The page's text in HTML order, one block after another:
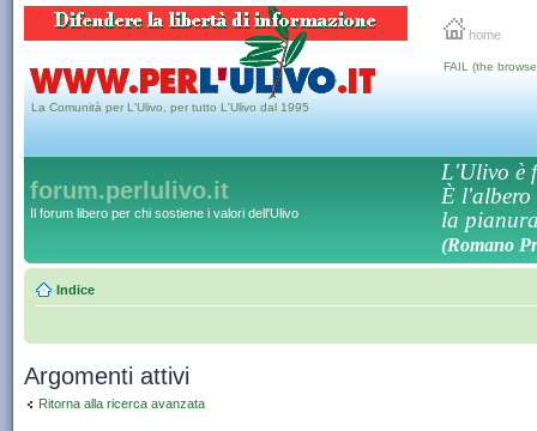
home
La Comunità per L'Ulivo, per tutto L'Ulivo dal 1995
FAIL (the
forum.perlulivo.it
Il forum libero per chi sostiene i valori dell'Ulivo
L'Ulivo è
È l'albero
la
(Romano
Indice
Argomenti attivi
Ritorna alla ricerca avanzata